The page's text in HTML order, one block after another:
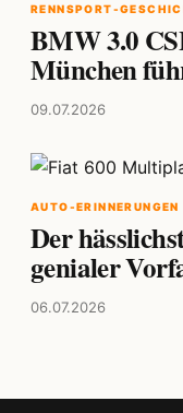
RENNSPORT-
BMW 3.0
München
09.07.2026
AUTO-ERINNERUNGEN
Der
genialer
06.07.2026